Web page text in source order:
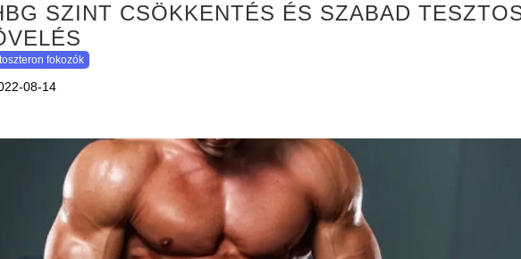
SZINT CSÖKKENTÉS ÉS SZABAD
fokozók
08-14